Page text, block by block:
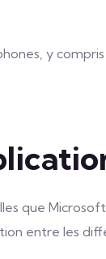
y
que
entre les